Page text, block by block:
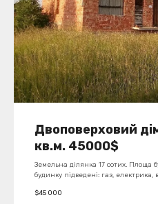
Двоповерховий
кв.м. 45000$
Земельна ділянка 17 сотих. Площа
будинку підведені: газ, електрика,
$45 000